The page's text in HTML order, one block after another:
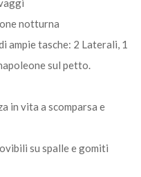
notturna
ampie tasche: 2 Laterali, 1
sul petto.
in vita a scomparsa e
su spalle e gomiti